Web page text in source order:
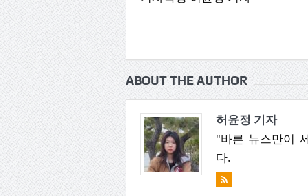
ABOUT THE AUTHOR
허윤정 기자
"바른 뉴스만이
다.